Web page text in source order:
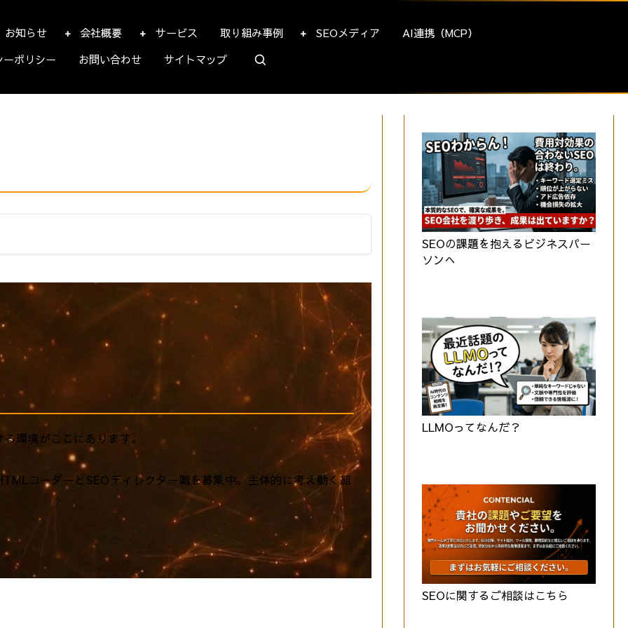
お知らせ 会社概要 サービス 取り組み事例 SEOメディア
AI連携（MCP）
ポリシー
お問い合わせ サイトマップ
環境がここにあります。
コーダーとSEOディレクター職を募集中。主体的に考え動く組
SEOの課題を抱えるビジネスパー
ソンへ
LLMOってなんだ？
SEOに関するご相談はこちら